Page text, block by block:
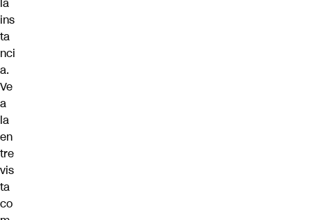
la
ins
ta
nci
a.
Ve
a
la
en
tre
vis
ta
co